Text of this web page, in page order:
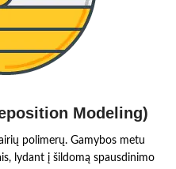
Modeling)
polimerų. Gamybos metu
lydant į šildomą spausdinimo